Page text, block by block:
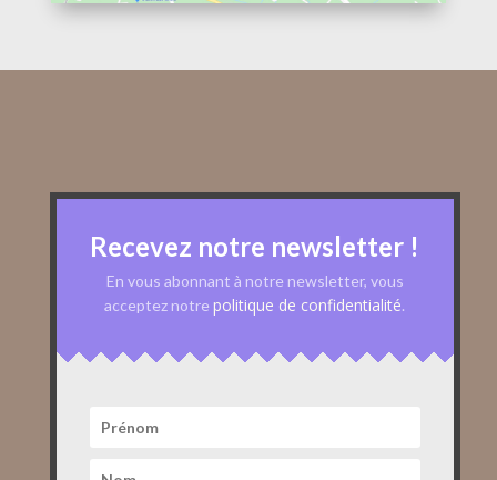
Recevez notre newsletter !
En vous abonnant à notre newsletter, vous
acceptez notre politique de confidentialité.